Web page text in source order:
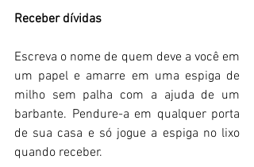
Receber dívidas
Escreva o nome de quem deve a você em
um papel e amarre em uma espiga de
milho sem palha com a ajuda de um
barbante. Pendure-a em qualquer porta
de sua casa e só jogue a espiga no lixo
quando receber.